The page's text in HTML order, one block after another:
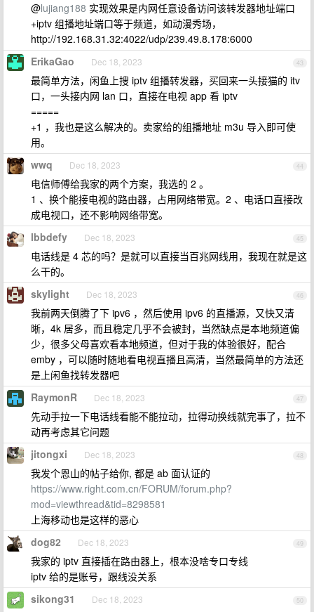
@lujiang188 实现效果是内网任意设备访问该转发器地址端口
+iptv 组播地址端口等于频道，如动漫秀场，
http://192.168.31.32:4022/udp/239.49.8.178:6000
43
ErikaGao Dec 18, 2023
最简单方法，闲鱼上搜 iptv 组播转发器，买回来一头接猫的 itv
口，一头接内网 lan 口，直接在电视 app 看 iptv
=====
+1 ，我也是这么解决的。卖家给的组播地址 m3u 导入即可使
用。
44
wwq Dec 18, 2023
电信师傅给我家的两个方案，我选的 2 。
1 、换个能接电视的路由器，占用网络带宽。2 、电话口直接改
成电视口，还不影响网络带宽。
45
lbbdefy Dec 18, 2023
电话线是 4 芯的吗？是就可以直接当百兆网线用，我现在就是这
么干的。
46
skylight Dec 18, 2023
我前两天倒腾了下 ipv6 ，然后使用 ipv6 的直播源，又快又清
晰，4k 居多，而且稳定几乎不会被封，当然缺点是本地频道偏
少，很多父母喜欢看本地频道，但对于我的体验很好，配合
emby ，可以随时随地看电视直播且高清，当然最简单的方法还
是上闲鱼找转发器吧
47
RaymonR Dec 18, 2023
先动手拉一下电话线看能不能拉动，拉得动换线就完事了，拉不
动再考虑其它问题
48
jitongxi Dec 18, 2023
我发个恩山的帖子给你, 都是 ab 面认证的
https://www.right.com.cn/FORUM/forum.php?
mod=viewthread&tid=8298581
上海移动也是这样的恶心
49
dog82 Dec 18, 2023
我家的 iptv 直接插在路由器上，根本没啥专口专线
iptv 给的是账号，跟线没关系
50
sikong31 Dec 18, 2023